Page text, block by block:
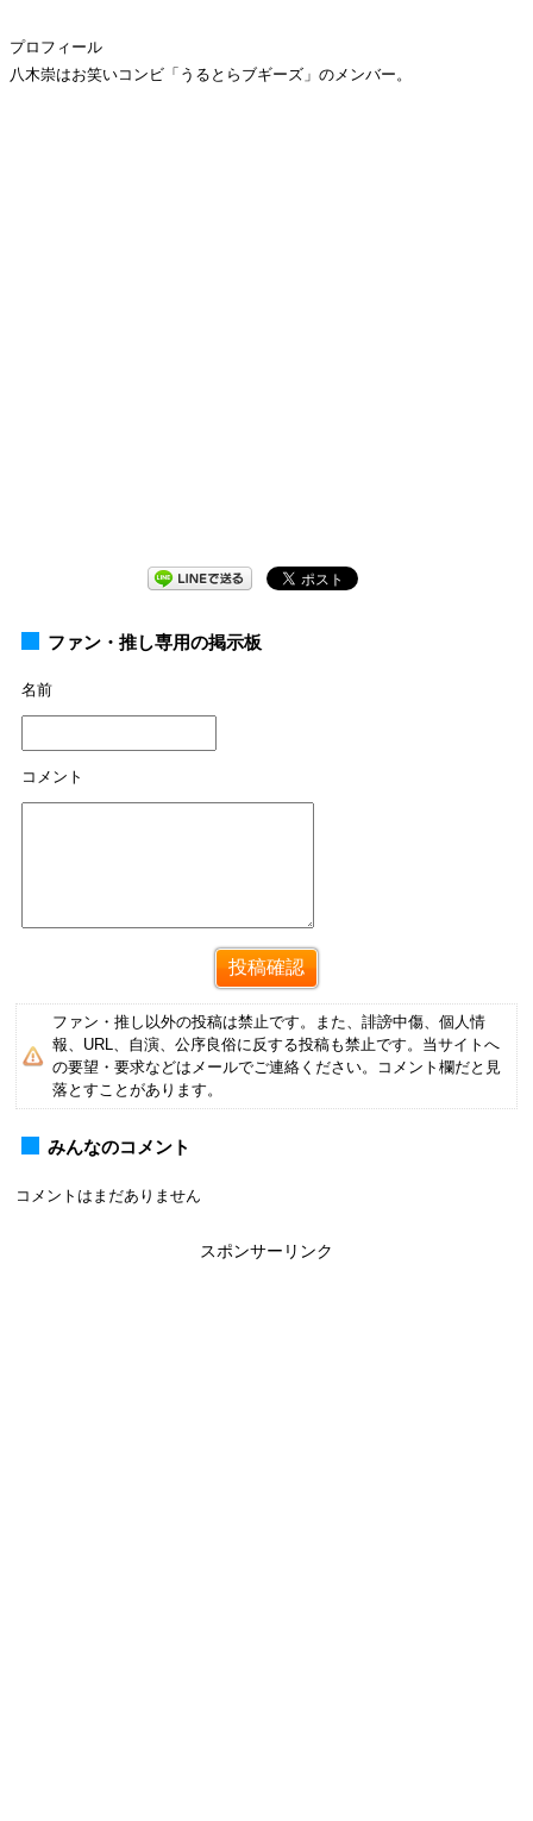
プロフィール
八木崇はお笑いコンビ「うるとらブギーズ」のメンバー。
ファン・推し専用の掲示板
名前
コメント
ファン・推し以外の投稿は禁止です。また、誹謗中傷、個人情
報、URL、自演、公序良俗に反する投稿も禁止です。当サイトへ
の要望・要求などはメールでご連絡ください。コメント欄だと見
落とすことがあります。
みんなのコメント
コメントはまだありません
スポンサーリンク